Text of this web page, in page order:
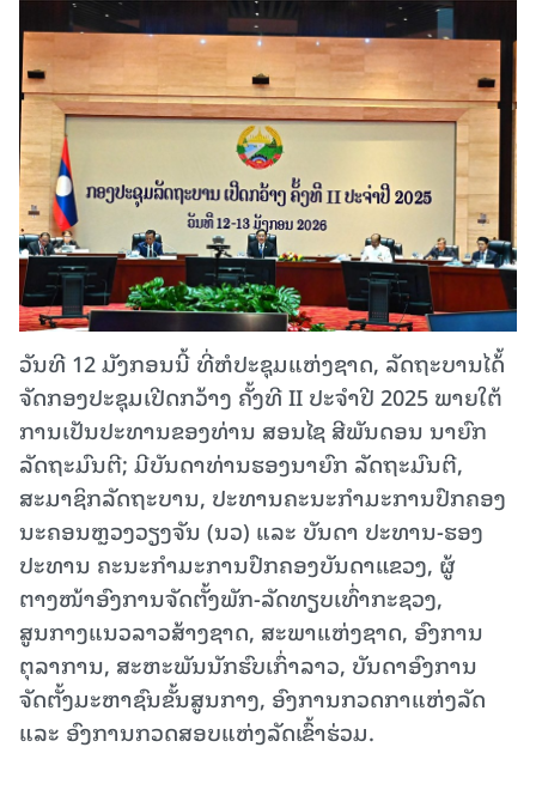
ວັນທີ 12 ມັງກອນນີ້ ທີ່ຫໍປະຊຸມແຫ່ງຊາດ, ລັດຖະບານໄດ້້
ຈັດກອງປະຊຸມເປີດກວ້າງ ຄັ້ງທີ II ປະຈໍາປີ 2025 ພາຍໃຕ້
ການເປັນປະທານຂອງທ່ານ ສອນໄຊ ສີພັນດອນ ນາຍົກ
ລັດຖະມົນຕີ; ມີບັນດາທ່ານຮອງນາຍົກ ລັດຖະມົນຕີ,
ສະມາຊິກລັດຖະບານ, ປະທານຄະນະກຳມະການປົກຄອງ
ນະຄອນຫຼວງວຽງຈັນ (ນວ) ແລະ ບັນດາ ປະທານ-ຮອງ
ປະທານ ຄະນະກຳມະການປົກຄອງບັນດາແຂວງ, ຜູ້
ຕາງໜ້າອົງການຈັດຕັ້ງພັກ-ລັດທຽບເທົ່າກະຊວງ,
ສູນກາງແນວລາວສ້າງຊາດ, ສະພາແຫ່ງຊາດ, ອົງການ
ຕຸລາການ, ສະຫະພັນນັກຮົບເກົ່າລາວ, ບັນດາອົງການ
ຈັດຕັ້ງມະຫາຊົນຂັ້ນສູນກາງ, ອົງການກວດກາແຫ່ງລັດ
ແລະ ອົງການກວດສອບແຫ່ງລັດເຂົ້າຮ່ວມ.